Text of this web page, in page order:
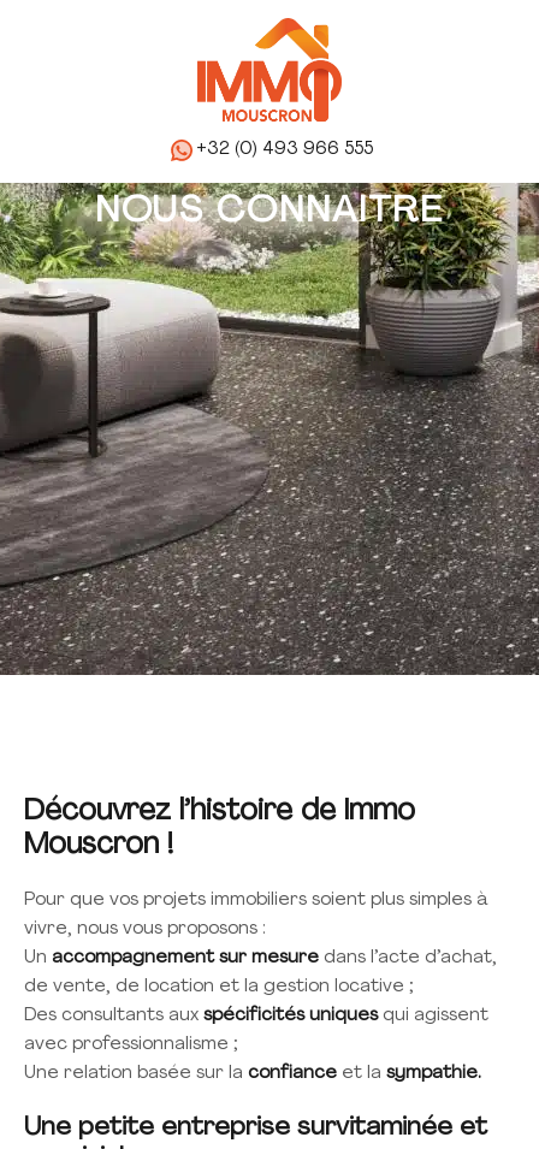
+32 (0) 493 966 555
NOUS CONNAITRE
Découvrez l’histoire de Immo
Mouscron !
Pour que vos projets immobiliers soient plus simples à
vivre, nous vous proposons :
Un accompagnement sur mesure dans l’acte d’achat,
de vente, de location et la gestion locative ;
Des consultants aux spécificités uniquesqui agissent
avec professionnalisme ;
Une relation basée sur la confiance et la sympathie.
Une petite entreprise survitaminée et